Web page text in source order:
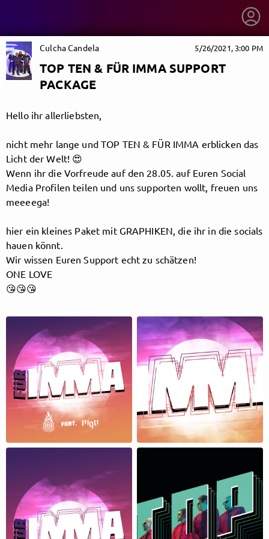
getnext to Culcha Candela
Follow Culcha Candela here!
About Posts Guestbook Shop
Culcha Candela 5/26/2021, 3:00 PM
TOP TEN & FÜR IMMA SUPPORT
PACKAGE
Hello ihr allerliebsten,
nicht mehr lange und TOP TEN & FÜR IMMA erblicken das
Licht der Welt! 😍
Wenn ihr die Vorfreude auf den 28.05. auf Euren Social
Media Profilen teilen und uns supporten wollt, freuen uns
meeeega!
hier ein kleines Paket mit GRAPHIKEN, die ihr in die socials
hauen könnt.
Wir wissen Euren Support echt zu schätzen!
ONE LOVE
😘😘😘
FollowCulcha
Candela
immediately
get access to all exclusive posts.